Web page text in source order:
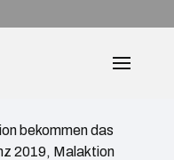
bekommen das
2019, Malaktion